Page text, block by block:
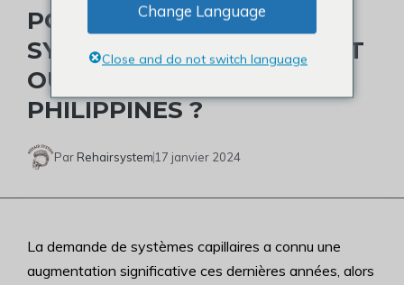
POURQUOI CHOISIR LES
SYSTÈMES CAPILLAIRES ET
OÙ LES ACHETER AUX
PHILIPPINES ?
Par Rehairsystem 17 janvier 2024
La demande de systèmes capillaires a connu une
augmentation significative ces dernières années, alors
Change Language
Close and do not switch language